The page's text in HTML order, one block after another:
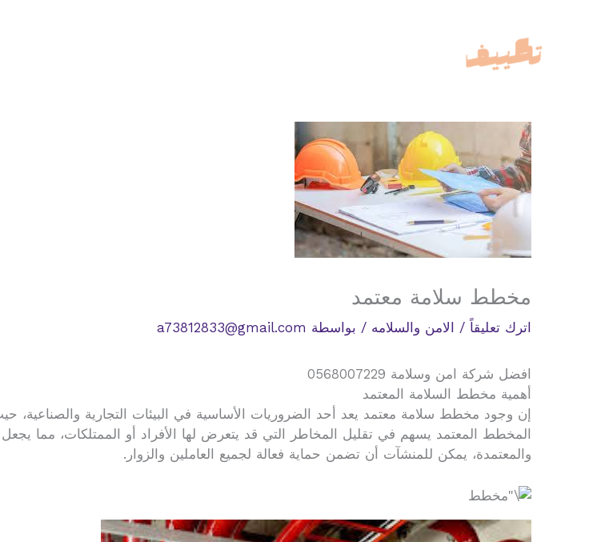
مخطط سلامة معتمد
اترك تعليقاً / الامن والسلامه / بواسطة a73812833@gmail.com
افضل شركة امن وسلامة 0568007229
أهمية مخطط السلامة المعتمد
إن وجود مخطط سلامة معتمد يعد أحد الضروريات الأساسية في البيئات التجارية والصناعية،
المخطط المعتمد يسهم في تقليل المخاطر التي قد يتعرض لها الأفراد أو الممتلكات، مما
والمعتمدة، يمكن للمنشآت أن تضمن حماية فعالة لجميع العاملين والزوار.